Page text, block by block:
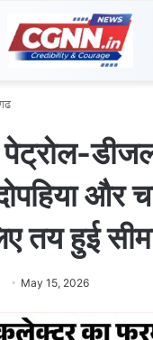
पेट्रोल-
और
तय हुई
May 15, 2026